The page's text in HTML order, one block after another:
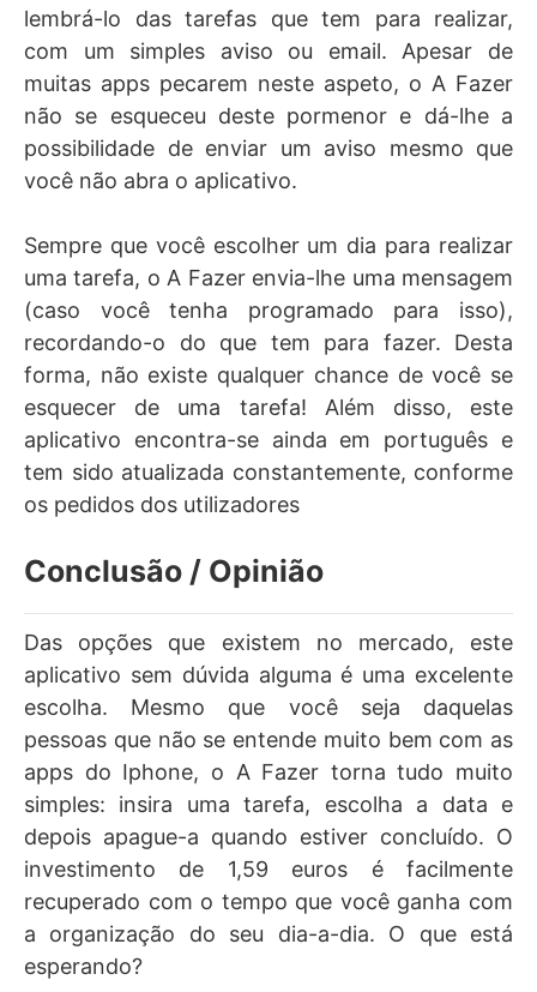
lembrá-lo das tarefas que tem para realizar,
com um simples aviso ou email. Apesar de
muitas apps pecarem neste aspeto, o A Fazer
não se esqueceu deste pormenor e dá-lhe a
possibilidade de enviar um aviso mesmo que
você não abra o aplicativo.
Sempre que você escolher um dia para realizar
uma tarefa, o A Fazer envia-lhe uma mensagem
(caso você tenha programado para isso),
recordando-o do que tem para fazer. Desta
forma, não existe qualquer chance de você se
esquecer de uma tarefa! Além disso, este
aplicativo encontra-se ainda em português e
tem sido atualizada constantemente, conforme
os pedidos dos utilizadores
Conclusão / Opinião
Das opções que existem no mercado, este
aplicativo sem dúvida alguma é uma excelente
escolha. Mesmo que você seja daquelas
pessoas que não se entende muito bem com as
apps do Iphone, o A Fazer torna tudo muito
simples: insira uma tarefa, escolha a data e
depois apague-a quando estiver concluído. O
investimento de 1,59 euros é facilmente
recuperado com o tempo que você ganha com
a organização do seu dia-a-dia. O que está
esperando?